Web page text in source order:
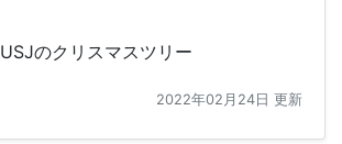
USJのクリスマスツリー
2022年02月24日 更新